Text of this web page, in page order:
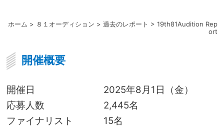
ホーム > ８１オーディション > 過去のレポート > 19th81Audition Rep
ort
開催概要
開催日
2025年8月1日（金）
応募人数
2,445名
ファイナリスト
15名